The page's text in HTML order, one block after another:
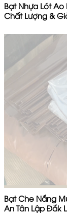
Bạt Nhựa Lót Ao
Chất Lượng &
Bạt Che Nắng
An Tân Lập Đắk